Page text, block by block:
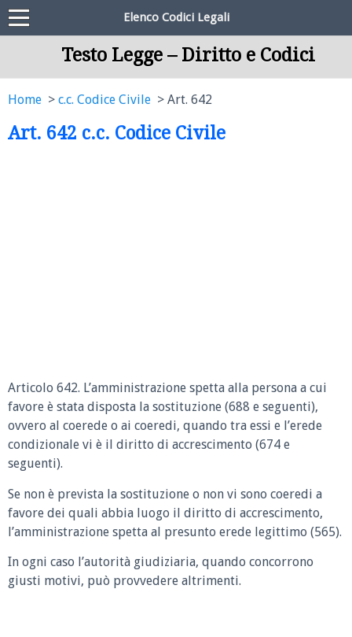
Elenco Codici Legali
Testo Legge – Diritto e Codici
Home c.c. Codice Civile Art. 642
Art. 642 c.c. Codice Civile
Articolo 642. L’amministrazione spetta alla persona a cui
favore è stata disposta la sostituzione (688 e seguenti),
ovvero al coerede o ai coeredi, quando tra essi e l’erede
condizionale vi è il diritto di accrescimento (674 e
seguenti).
Se non è prevista la sostituzione o non vi sono coeredi a
favore dei quali abbia luogo il diritto di accrescimento,
l’amministrazione spetta al presunto erede legittimo (565).
In ogni caso l’autorità giudiziaria, quando concorrono
giusti motivi, può provvedere altrimenti.